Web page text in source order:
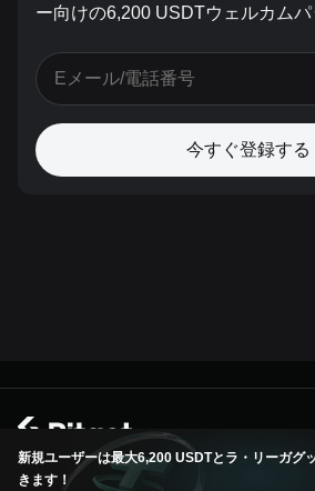
ー向けの6,200 USDTウェルカムパ
今すぐ登録する
新規ユーザーは最大6,200 USDTとラ・リーガグ
きます！